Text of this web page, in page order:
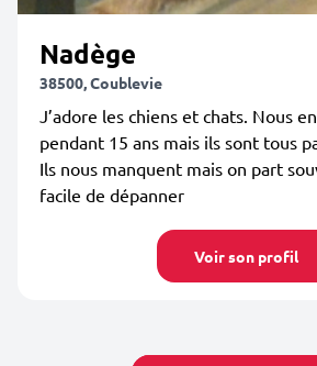
Nadège
38500, Coublevie
J’adore les chiens et chats. Nous
pendant 15 ans mais ils sont tous
Ils nous manquent mais on part
facile de dépanner
Voir son profil